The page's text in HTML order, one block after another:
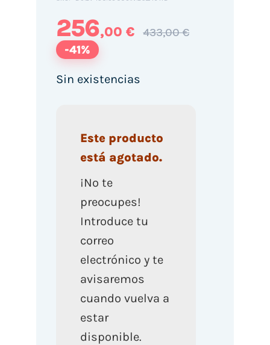
256,00 € 433,00 €
-41%
Sin existencias
Este producto
está agotado.
¡No te
preocupes!
Introduce tu
correo
electrónico y te
avisaremos
cuando vuelva a
estar
disponible.